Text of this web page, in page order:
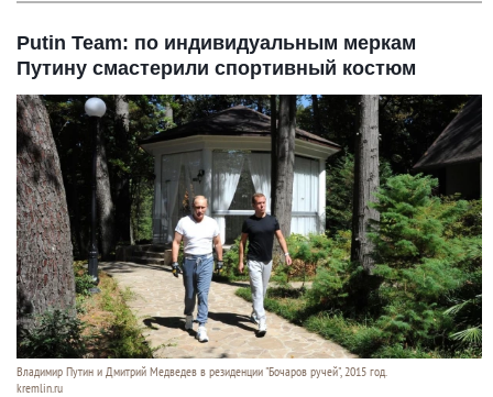
Putin Team: по индивидуальным меркам
Путину смастерили спортивный костюм
Владимир Путин и Дмитрий Медведев в резиденции "Бочаров ручей", 2015 год.
kremlin.ru